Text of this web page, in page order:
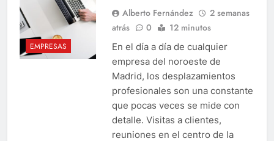
EMPRESAS
Alberto Fernández
2 semanas
atrás
0 12 minutos
En el día a día de cualquier
empresa del noroeste de
Madrid, los desplazamientos
profesionales son una constante
que pocas veces se mide con
detalle. Visitas a clientes,
reuniones en el centro de la